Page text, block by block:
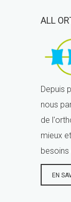
ALL
Depuis
nous
de
mieux
EN